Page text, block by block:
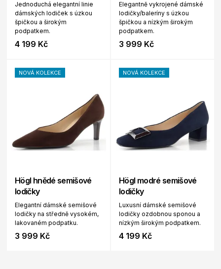
Jednoduchá elegantní linie
dámských lodiček s úzkou
špičkou a širokým
podpatkem.
4 199 Kč
Elegantně vykrojené dámské
lodičky/baleríny s úzkou
špičkou a nízkým širokým
podpatkem.
3 999 Kč
NOVÁ KOLEKCE
Högl hnědé semišové
lodičky
Elegantní dámské semišové
lodičky na středně vysokém,
lakovaném podpatku.
3 999 Kč
NOVÁ KOLEKCE
Högl modré semišové
lodičky
Luxusní dámské semišové
lodičky ozdobnou sponou a
nízkým širokým podpatkem.
4 199 Kč